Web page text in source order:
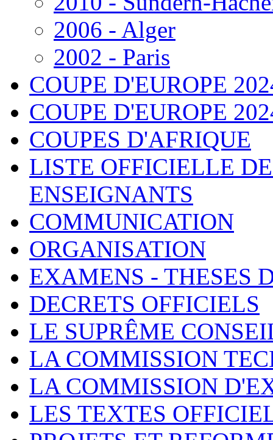
2006 - Alger
2002 - Paris
COUPE D'EUROPE
COUPE D'EUROPE
COUPES D'AFRIQUE
LISTE OFFICIELLE
ENSEIGNANTS
COMMUNICATION
ORGANISATION
EXAMENS - THESES
DECRETS OFFICIELS
LE SUPRÊME
LA COMMISSION
LA COMMISSION
LES TEXTES